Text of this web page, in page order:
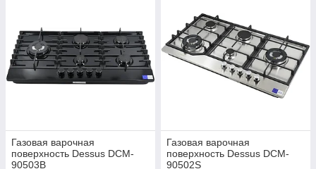
Газовая варочная
поверхность Dessus DCM-
90503B
Газовая варочная
поверхность Dessus DCM-
90502S